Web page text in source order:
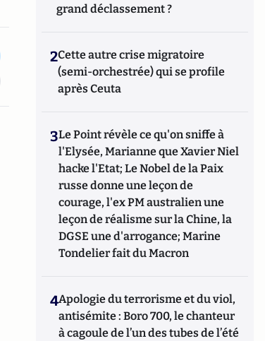
grand déclassement ?
2Cette autre crise migratoire
(semi-orchestrée) qui se profile
après Ceuta
3Le Point révèle ce qu'on sniffe à
l'Elysée, Marianne que Xavier Niel
hacke l'Etat; Le Nobel de la Paix
russe donne une leçon de
courage, l'ex PM australien une
leçon de réalisme sur la Chine, la
DGSE une d'arrogance; Marine
Tondelier fait du Macron
4Apologie du terrorisme et du viol,
antisémite : Boro 700, le chanteur
à cagoule de l’un des tubes de l’été